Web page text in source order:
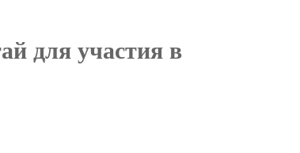
для участия в